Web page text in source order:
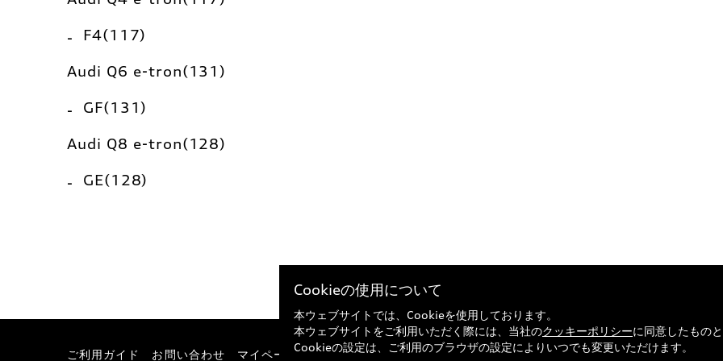
F4(117)
Audi Q6 e-tron(131)
GF(131)
Audi Q8 e-tron(128)
GE(128)
ご利用ガイド お問い合わせ マイページ 特定商取引法に基づく表記 Audi正規ディーラー検索
Cookieの使用について
本ウェブサイトでは、Cookieを使用しております。
本ウェブサイトをご利用いただく際には、当社のクッキーポリシーに同意したものと
Cookieの設定は、ご利用のブラウザの設定によりいつでも変更いただけます。